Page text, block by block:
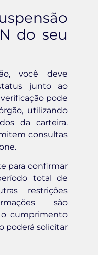
do seu
você deve
junto ao
pode
utilizando
da carteira.
consultas
para confirmar
total de
restrições
são
cumprimento
poderá solicitar